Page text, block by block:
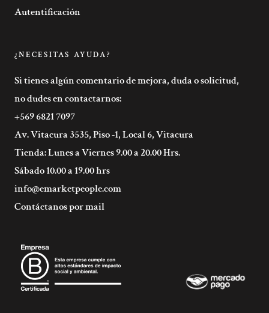
Autentificación
¿NECESITAS AYUDA?
Si tienes algún comentario de mejora, duda o solicitud,
no dudes en contactarnos:
+569 6821 7097
Av. Vitacura 3535, Piso -1, Local 6, Vitacura
Tienda: Lunes a Viernes 9.00 a 20.00 Hrs.
Sábado 10.00 a 19.00 hrs
info@emarketpeople.com
Contáctanos por mail